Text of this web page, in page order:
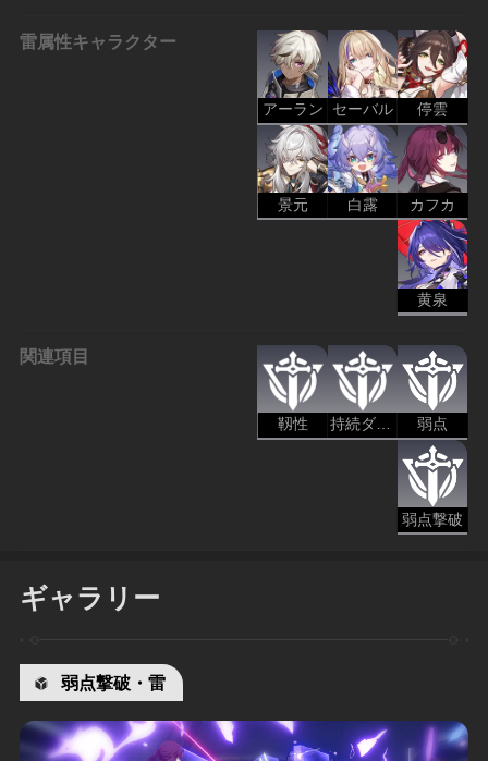
雷属性キャラクター
アーラン セーバル 停雲
景元 白露 カフカ
黄泉
関連項目
靱性 持続ダメージ 弱点
弱点撃破
ギャラリー
弱点撃破・雷